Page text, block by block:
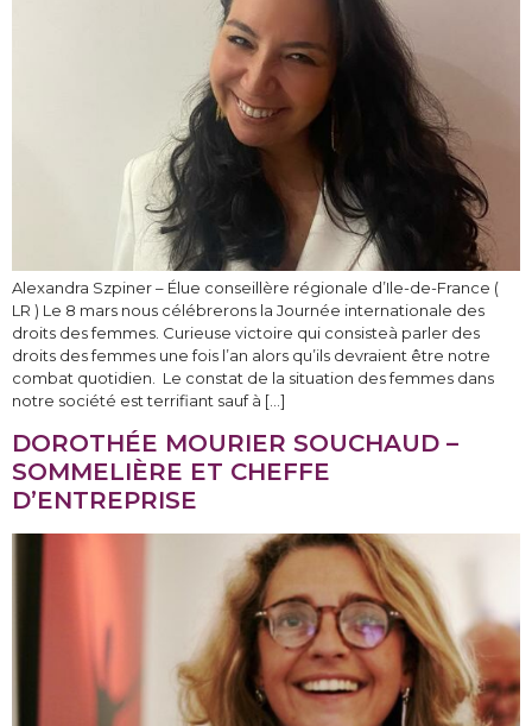
Alexandra Szpiner – Élue conseillère régionale d’Ile-de-France (
LR ) Le 8 mars nous célébrerons la Journée internationale des
droits des femmes. Curieuse victoire qui consisteà parler des
droits des femmes une fois l’an alors qu’ils devraient être notre
combat quotidien. Le constat de la situation des femmes dans
notre société est terrifiant sauf à […]
DOROTHÉE MOURIER SOUCHAUD –
SOMMELIÈRE ET CHEFFE
D’ENTREPRISE